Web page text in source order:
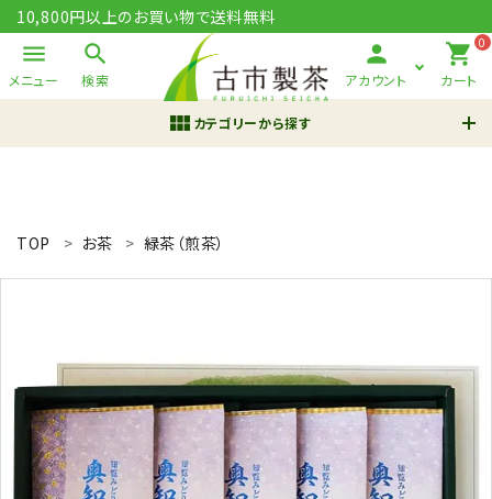
10,800円以上のお買い物で送料無料
menu
メニュー
search
検索
person
アカウント
0
shopping_cart
カート
view_module カテゴリーから探す
meeting_room ログイン person 新規会員登録
鹿児島茶 さつまかおり
知覧茶
翠の雫
有機栽培 ギフト
新規会員登録で200pt進呈
TOP お茶 緑茶（煎茶）